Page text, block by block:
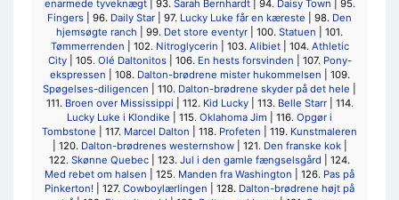
enarmede tyveknægt| 93. Sarah Bernhardt| 94. Daisy Town | 95.
Fingers | 96. Daily Star | 97. Lucky Luke får en kæreste | 98. Den
hjemsøgte ranch | 99. Det store eventyr | 100. Statuen | 101.
Tømmerrenden | 102. Nitroglycerin | 103. Alibiet| 104. Athletic
City| 105. Olé Daltonitos| 106. En hests forsvinden | 107. Pony-
ekspressen | 108. Dalton-brødrene mister hukommelsen | 109.
Spøgelses-diligencen | 110. Dalton-brødrene skyder på det hele
111. Broen over Mississippi | 112. Kid Lucky| 113. Belle Starr| 114.
Lucky Luke i Klondike | 115. Oklahoma Jim | 116. Opgør i
Tombstone | 117. Marcel Dalton | 118. Profeten | 119. Kunstmaleren
| 120. Dalton-brødrenes westernshow| 121. Den franske kok|
122. Skønne Quebec | 123. Jul i den gamle fængselsgård | 124.
Med rebet om halsen | 125. Manden fra Washington | 126. Pas på
Pinkerton! | 127. Cowboylærlingen | 128. Dalton-brødrene højt på